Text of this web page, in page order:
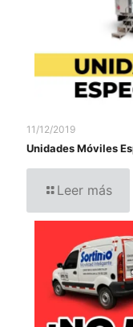
11/12/2019
Unidades Móviles
Leer más